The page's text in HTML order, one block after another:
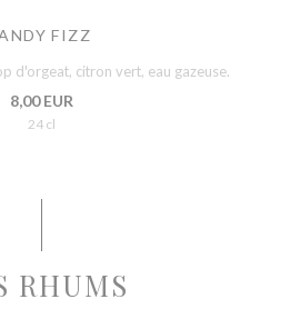
FIZZ
d'orgeat, citron vert, eau gazeuse.
8,00 EUR
24 cl
RHUMS